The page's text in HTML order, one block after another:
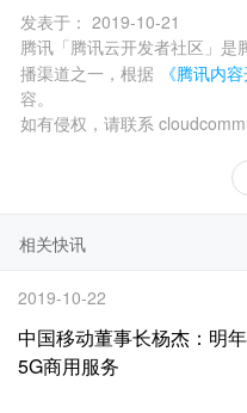
发表于： 2019-10-21
腾讯「腾讯云开发者社区」
播渠道之一，根据
《腾讯内
容。
如有侵权，请联系
相关快讯
2019-10-22
中国移动董事长杨杰：明
5G商用服务